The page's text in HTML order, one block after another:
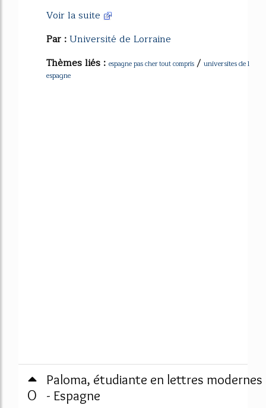
Voir la suite
Par :Université de Lorraine
Thèmes liés : espagne pas cher tout compris / universites de l
espagne
0
Paloma, étudiante en lettres modernes
- Espagne